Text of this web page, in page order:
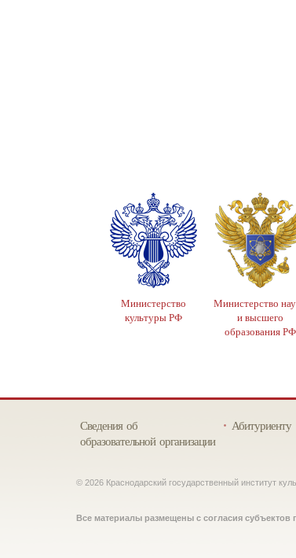
Министерство
культуры РФ
Министерство
и высшего
образования РФ
Сведения об
образовательной организации
Абитуриенту
© 2026 Краснодарский государственный институт
Все материалы размещены с согласия